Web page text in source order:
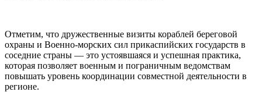
Отметим, что дружественные визиты кораблей береговой
охраны и Военно-морских сил прикаспийских государств в
соседние страны — это устоявшаяся и успешная практика,
которая позволяет военным и пограничным ведомствам
повышать уровень координации совместной деятельности в
регионе.